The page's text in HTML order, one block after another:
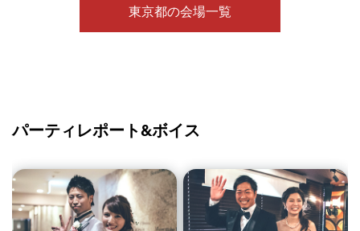
東京都の会場一覧
パーティレポート&ボイス